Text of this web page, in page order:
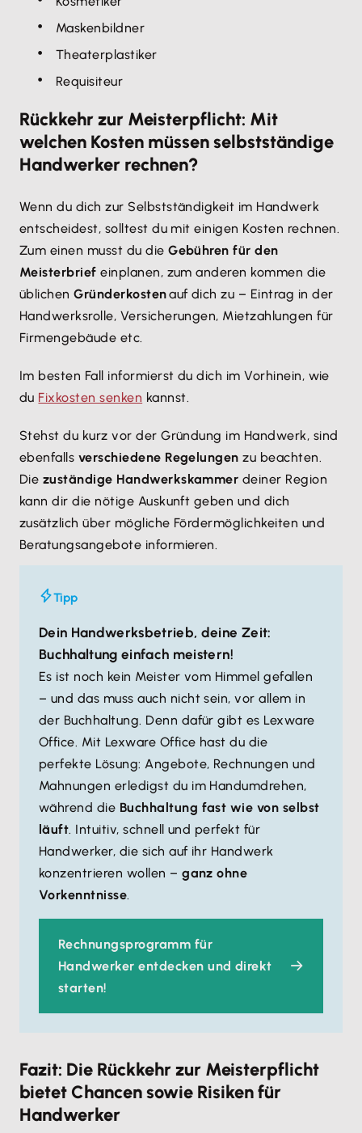
Maskenbildner
Theaterplastiker
Requisiteur
Rückkehr zur Meisterpflicht: Mit
welchen Kosten müssen selbstständige
Handwerker rechnen?
Wenn du dich zur Selbstständigkeit im Handwerk
entscheidest, solltest du mit einigen Kosten rechnen.
Zum einen musst du dieGebühren für den
Meisterbrief einplanen, zum anderen kommen die
üblichenGründerkostenauf dich zu – Eintrag in der
Handwerksrolle, Versicherungen, Mietzahlungen für
Firmengebäude etc.
Im besten Fall informierst du dich im Vorhinein, wie
du Fixkosten senken kannst.
Stehst du kurz vor der Gründung im Handwerk, sind
ebenfalls verschiedene Regelungen zu beachten.
Die zuständige Handwerkskammer deiner Region
kann dir die nötige Auskunft geben und dich
zusätzlich über mögliche Fördermöglichkeiten und
Beratungsangebote informieren.
Tipp
Dein Handwerksbetrieb, deine Zeit:
Buchhaltung einfach meistern!
Es ist noch kein Meister vom Himmel gefallen
– und das muss auch nicht sein, vor allem in
der Buchhaltung. Denn dafür gibt es Lexware
Office. Mit Lexware Office hast du die
perfekte Lösung: Angebote, Rechnungen und
Mahnungen erledigst du im Handumdrehen,
während die Buchhaltung fast wie von selbst
läuft. Intuitiv, schnell und perfekt für
Handwerker, die sich auf ihr Handwerk
konzentrieren wollen –ganz ohne
Vorkenntnisse.
Rechnungsprogramm für
Handwerker entdecken und direkt
starten!
Fazit: Die Rückkehr zur Meisterpflicht
bietet Chancen sowie Risiken für
Handwerker